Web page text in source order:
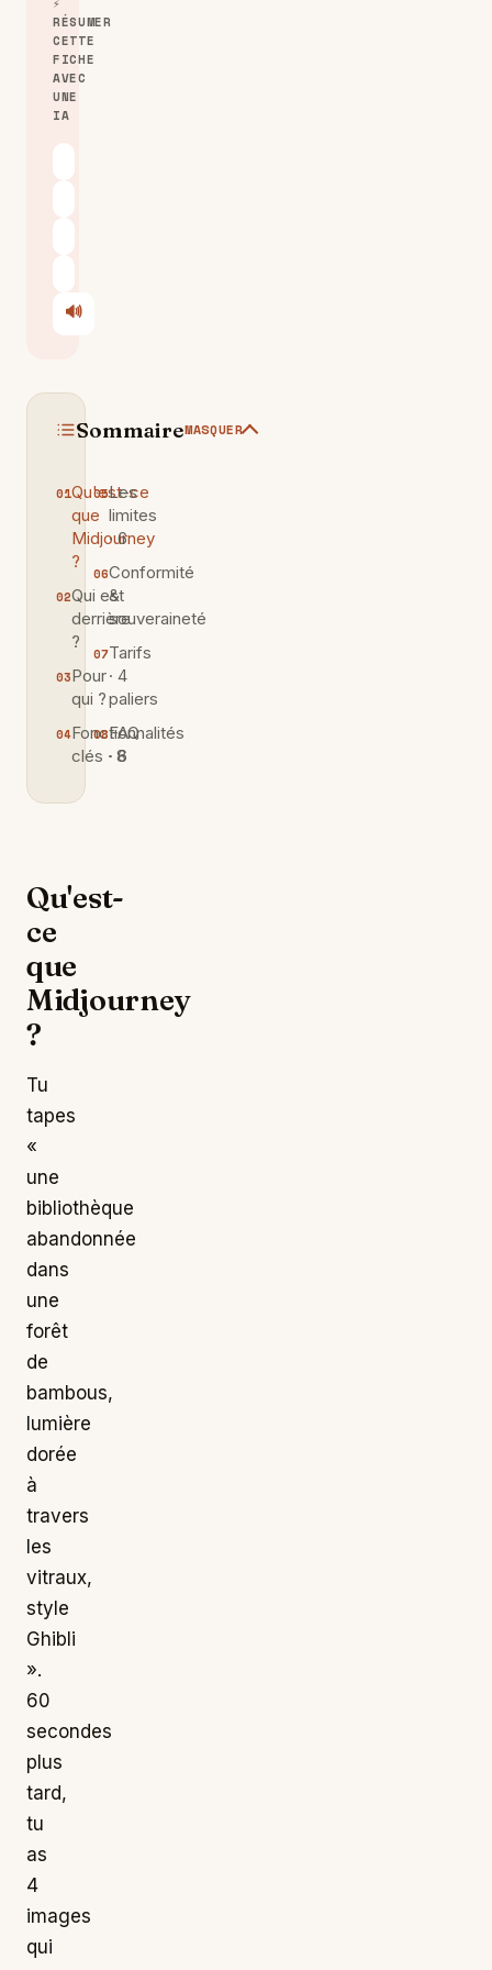
RÉSUMER
CETTE
FICHE
AVEC
UNE
IA
ChatGPT
Claude
Perplexity
Le Chat
🔊
Écouter
SommaireMASQUER
Qu'est-ce
que
Midjourney
?
Qui est
derrière
?
Pour
qui ?
Fonctionnalités
clés · 8
Les
limites
· 6
Conformité
&
souveraineté
Tarifs
· 4
paliers
FAQ
· 6
Qu'est-
ce
que
Midjourney
?
Tu
tapes
«
une
bibliothèque
abandonnée
dans
une
forêt
de
bambous,
lumière
dorée
à
travers
les
vitraux,
style
Ghibli
».
60
secondes
plus
tard,
tu
as
4
images
qui